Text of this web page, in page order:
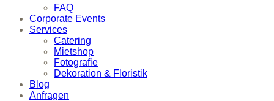
FAQ
Corporate Events
Services
Catering
Mietshop
Fotografie
Dekoration & Floristik
Blog
Anfragen